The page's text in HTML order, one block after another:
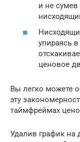
и не сумев
упираясь
ценовое
Вы легко можете
эту
таймфреймах
Удалив график на